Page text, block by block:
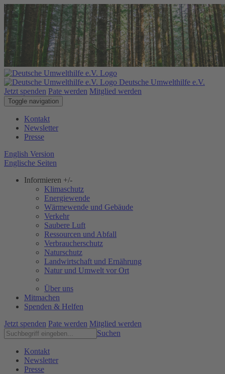
Deutsche Umwelthilfe e.V.
Jetzt spenden Pate werden Mitglied werden
Toggle navigation
Kontakt
Newsletter
Presse
English Version
Englische Seiten
Informieren +/-
Klimaschutz
Energiewende
Wärmewende und Gebäude
Verkehr
Saubere Luft
Ressourcen und Abfall
Verbraucherschutz
Naturschutz
Landwirtschaft und Ernährung
Natur und Umwelt vor Ort
Über uns
Mitmachen
Spenden & Helfen
Jetzt spenden Pate werden Mitglied werden
Suchen
Kontakt
Newsletter
Presse